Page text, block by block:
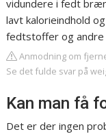
vidundere i fedt
lavt kalorieindhold
fedtstoffer og andre
Anmodning om
Se det fulde svar på
Kan man få
Det er der ingen